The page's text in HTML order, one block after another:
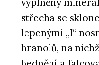
střecha se
lepenými „I“
hranolů, na